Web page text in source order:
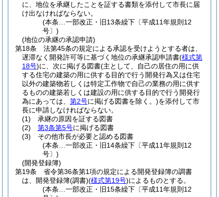
に、地位を承継したことを証する書類を添付して市長に届
け出なければならない。
(本条…一部改正・旧13条繰下〔平成11年規則12
号〕)
(地位の承継の承認申請)
第18条
法第45条の規定による承認を受けようとする者は、
遅滞なく開発許可等に基づく地位の承継承認申請書(様式第
18号)に、次に掲げる図書(主として、自己の居住の用に供
する住宅の建築の用に供する目的で行う開発行為又は住宅
以外の建築物若しくは特定工作物で自己の業務の用に供す
るものの建築若しくは建設の用に供する目的で行う開発行
為にあっては、 第2号に掲げる図書を除く。)を添付して市
長に申請しなければならない。
(1)
承継の原因を証する図書
(2)
第3条第5号に掲げる図書
(3)
その他市長が必要と認める図書
(本条…一部改正・旧14条繰下〔平成11年規則12
号〕)
(開発登録簿)
第19条
省令第36条第1項の規定による開発登録簿の調書
は、開発登録簿(調書)(様式第19号)によるものとする。
(本条…一部改正・旧15条繰下〔平成11年規則12